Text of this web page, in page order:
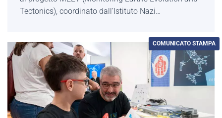
Tectonics), coordinato dall’Istituto Nazi…
COMUNICATO STAMPA